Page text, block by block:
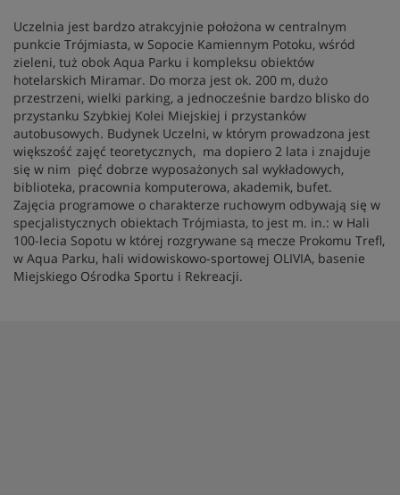
Uczelnia jest bardzo atrakcyjnie położona w centralnym
punkcie Trójmiasta, w Sopocie Kamiennym Potoku, wśród
zieleni, tuż obok Aqua Parku i kompleksu obiektów
hotelarskich Miramar. Do morza jest ok. 200 m, dużo
przestrzeni, wielki parking, a jednocześnie bardzo blisko do
przystanku Szybkiej Kolei Miejskiej i przystanków
autobusowych. Budynek Uczelni, w którym prowadzona jest
większość zajęć teoretycznych, ma dopiero 2 lata i znajduje
się w nim pięć dobrze wyposażonych sal wykładowych,
biblioteka, pracownia komputerowa, akademik, bufet.
Zajęcia programowe o charakterze ruchowym odbywają się w
specjalistycznych obiektach Trójmiasta, to jest m. in.: w Hali
100-lecia Sopotu w której rozgrywane są mecze Prokomu Trefl,
w Aqua Parku, hali widowiskowo-sportowej OLIVIA, basenie
Miejskiego Ośrodka Sportu i Rekreacji.